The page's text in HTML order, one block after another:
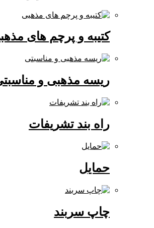
کتیبه و پرچم های مذهبی
ریسه مذهبی و مناسبتی
راه بند تشریفات
چاپ سربند